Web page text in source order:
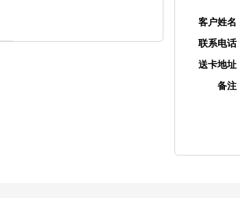
客户姓名
联系电话
送卡地址
备注